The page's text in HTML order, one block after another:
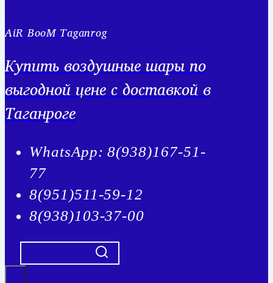
AiR BooM Taganrog
Купить воздушные шары по
выгодной цене с доставкой в
Таганроге
WhatsApp: 8(938)167-51-
77
8(951)511-59-12
8(938)103-37-00